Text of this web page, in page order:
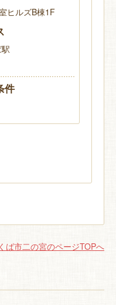
ヒルズB棟1F
件
ば市二の宮のページTOPへ